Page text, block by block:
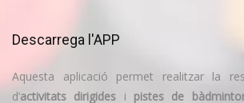
Descarrega l'APP
Aquesta aplicació permet realitzar la
d’activitats dirigides i pistes de